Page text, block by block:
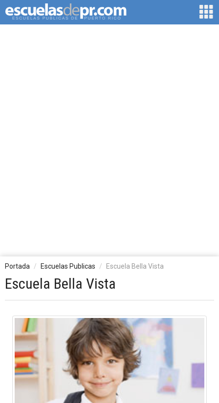
Portada Escuelas Publicas Escuela Bella Vista
Escuela Bella Vista